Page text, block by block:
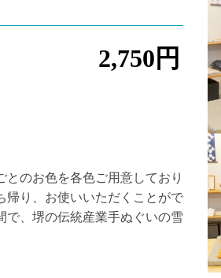
2,750円
のお色を各色ご用意しており
帰り、お使いいただくことがで
で、堺の伝統産業手ぬぐいの雪